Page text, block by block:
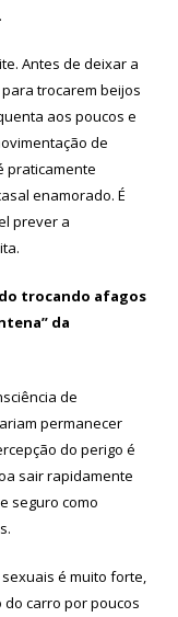
Antes de deixar a
trocarem beijos
aos poucos e
de
praticamente
enamorado. É
prever a
trocando afagos
da
de
permanecer
do perigo é
sair rapidamente
seguro como
é muito forte,
carro por poucos